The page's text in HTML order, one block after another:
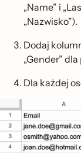
„Name” i
„Nazwisko”).
Dodaj
„Gender” dla
Dla każdej